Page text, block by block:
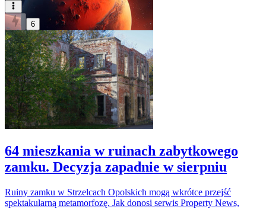
6
64 mieszkania w ruinach zabytkowego
zamku. Decyzja zapadnie w sierpniu
Ruiny zamku w Strzelcach Opolskich mogą wkrótce przejść
spektakularną metamorfozę. Jak donosi serwis Property News,